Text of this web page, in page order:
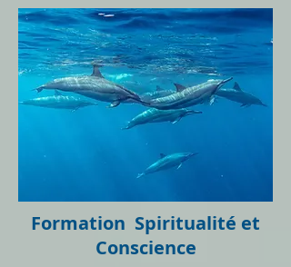
Formation Spiritualité et
Conscience